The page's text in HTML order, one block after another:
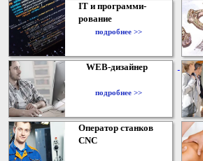
IT и программи-
рование
подробнее >>
WEB-дизайнер
подробнее >>
Оператор станков
CNC